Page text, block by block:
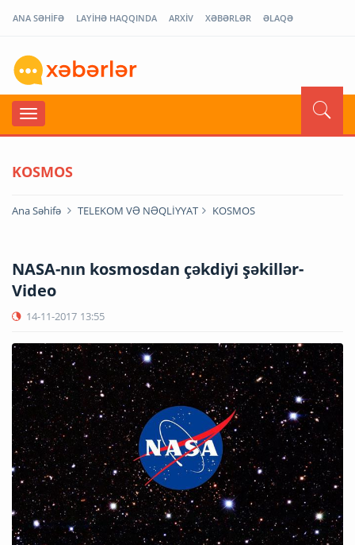
ANA SƏHİFƏ LAYİHƏ HAQQINDA ARXİV XƏBƏRLƏR ƏLAQƏ
KOSMOS
Ana Səhifə TELEKOM VƏ NƏQLİYYAT KOSMOS
NASA-nın kosmosdan çəkdiyi şəkillər-
Video
14-11-2017 13:55